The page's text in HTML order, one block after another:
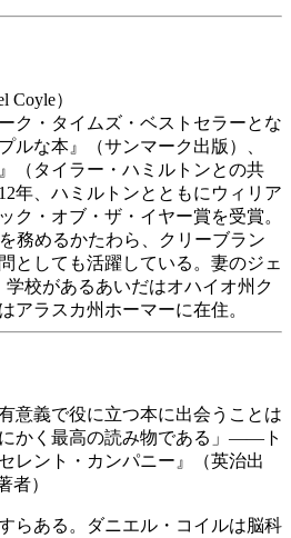
Coyle）
ク・タイムズ・ベストセラーとな
ルな本』（サンマーク出版）、
（タイラー・ハミルトンとの共
年、ハミルトンとともにウィリア
ク・オブ・ザ・イヤー賞を受賞。
務めるかたわら、クリーブラン
としても活躍している。妻のジェ
校があるあいだはオハイオ州ク
アラスカ州ホーマーに在住。
意義で役に立つ本に出会うことは
かく最高の読み物である」――ト
レント・カンパニー』（英治出
者）
らある。ダニエル・コイルは脳科